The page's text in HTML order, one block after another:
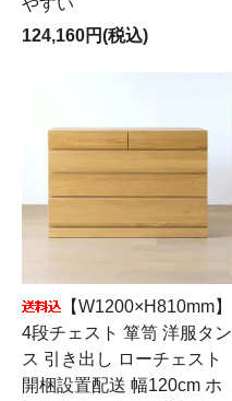
やすい
124,160円(税込)
【W1200×H810mm】
4段チェスト 箪笥 洋服タン
ス 引き出し ローチェスト
開梱設置配送 幅120cm ホ